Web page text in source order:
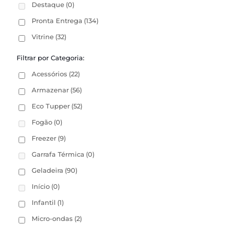
Destaque (0)
Pronta Entrega (134)
Vitrine (32)
Filtrar por Categoria:
Acessórios (22)
Armazenar (56)
Eco Tupper (52)
Fogão (0)
Freezer (9)
Garrafa Térmica (0)
Geladeira (90)
Início (0)
Infantil (1)
Micro-ondas (2)